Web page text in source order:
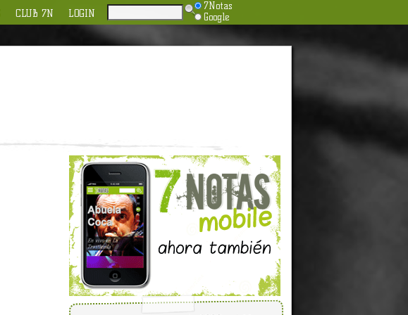
CLUB 7N LOGIN
7Notas
Google